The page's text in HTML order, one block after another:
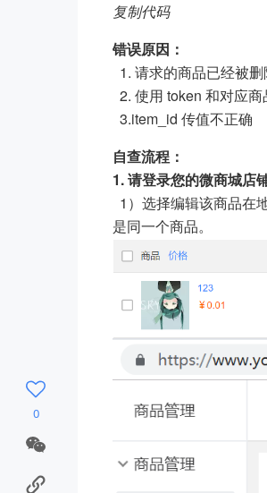
复制代码
错误原因：
1. 请求的商品已经被删
2. 使用 token 和对应
3.item_id 传值不正确
自查流程：
1. 请登录您的微商城店
1）选择编辑该商品在
是同一个商品。
0